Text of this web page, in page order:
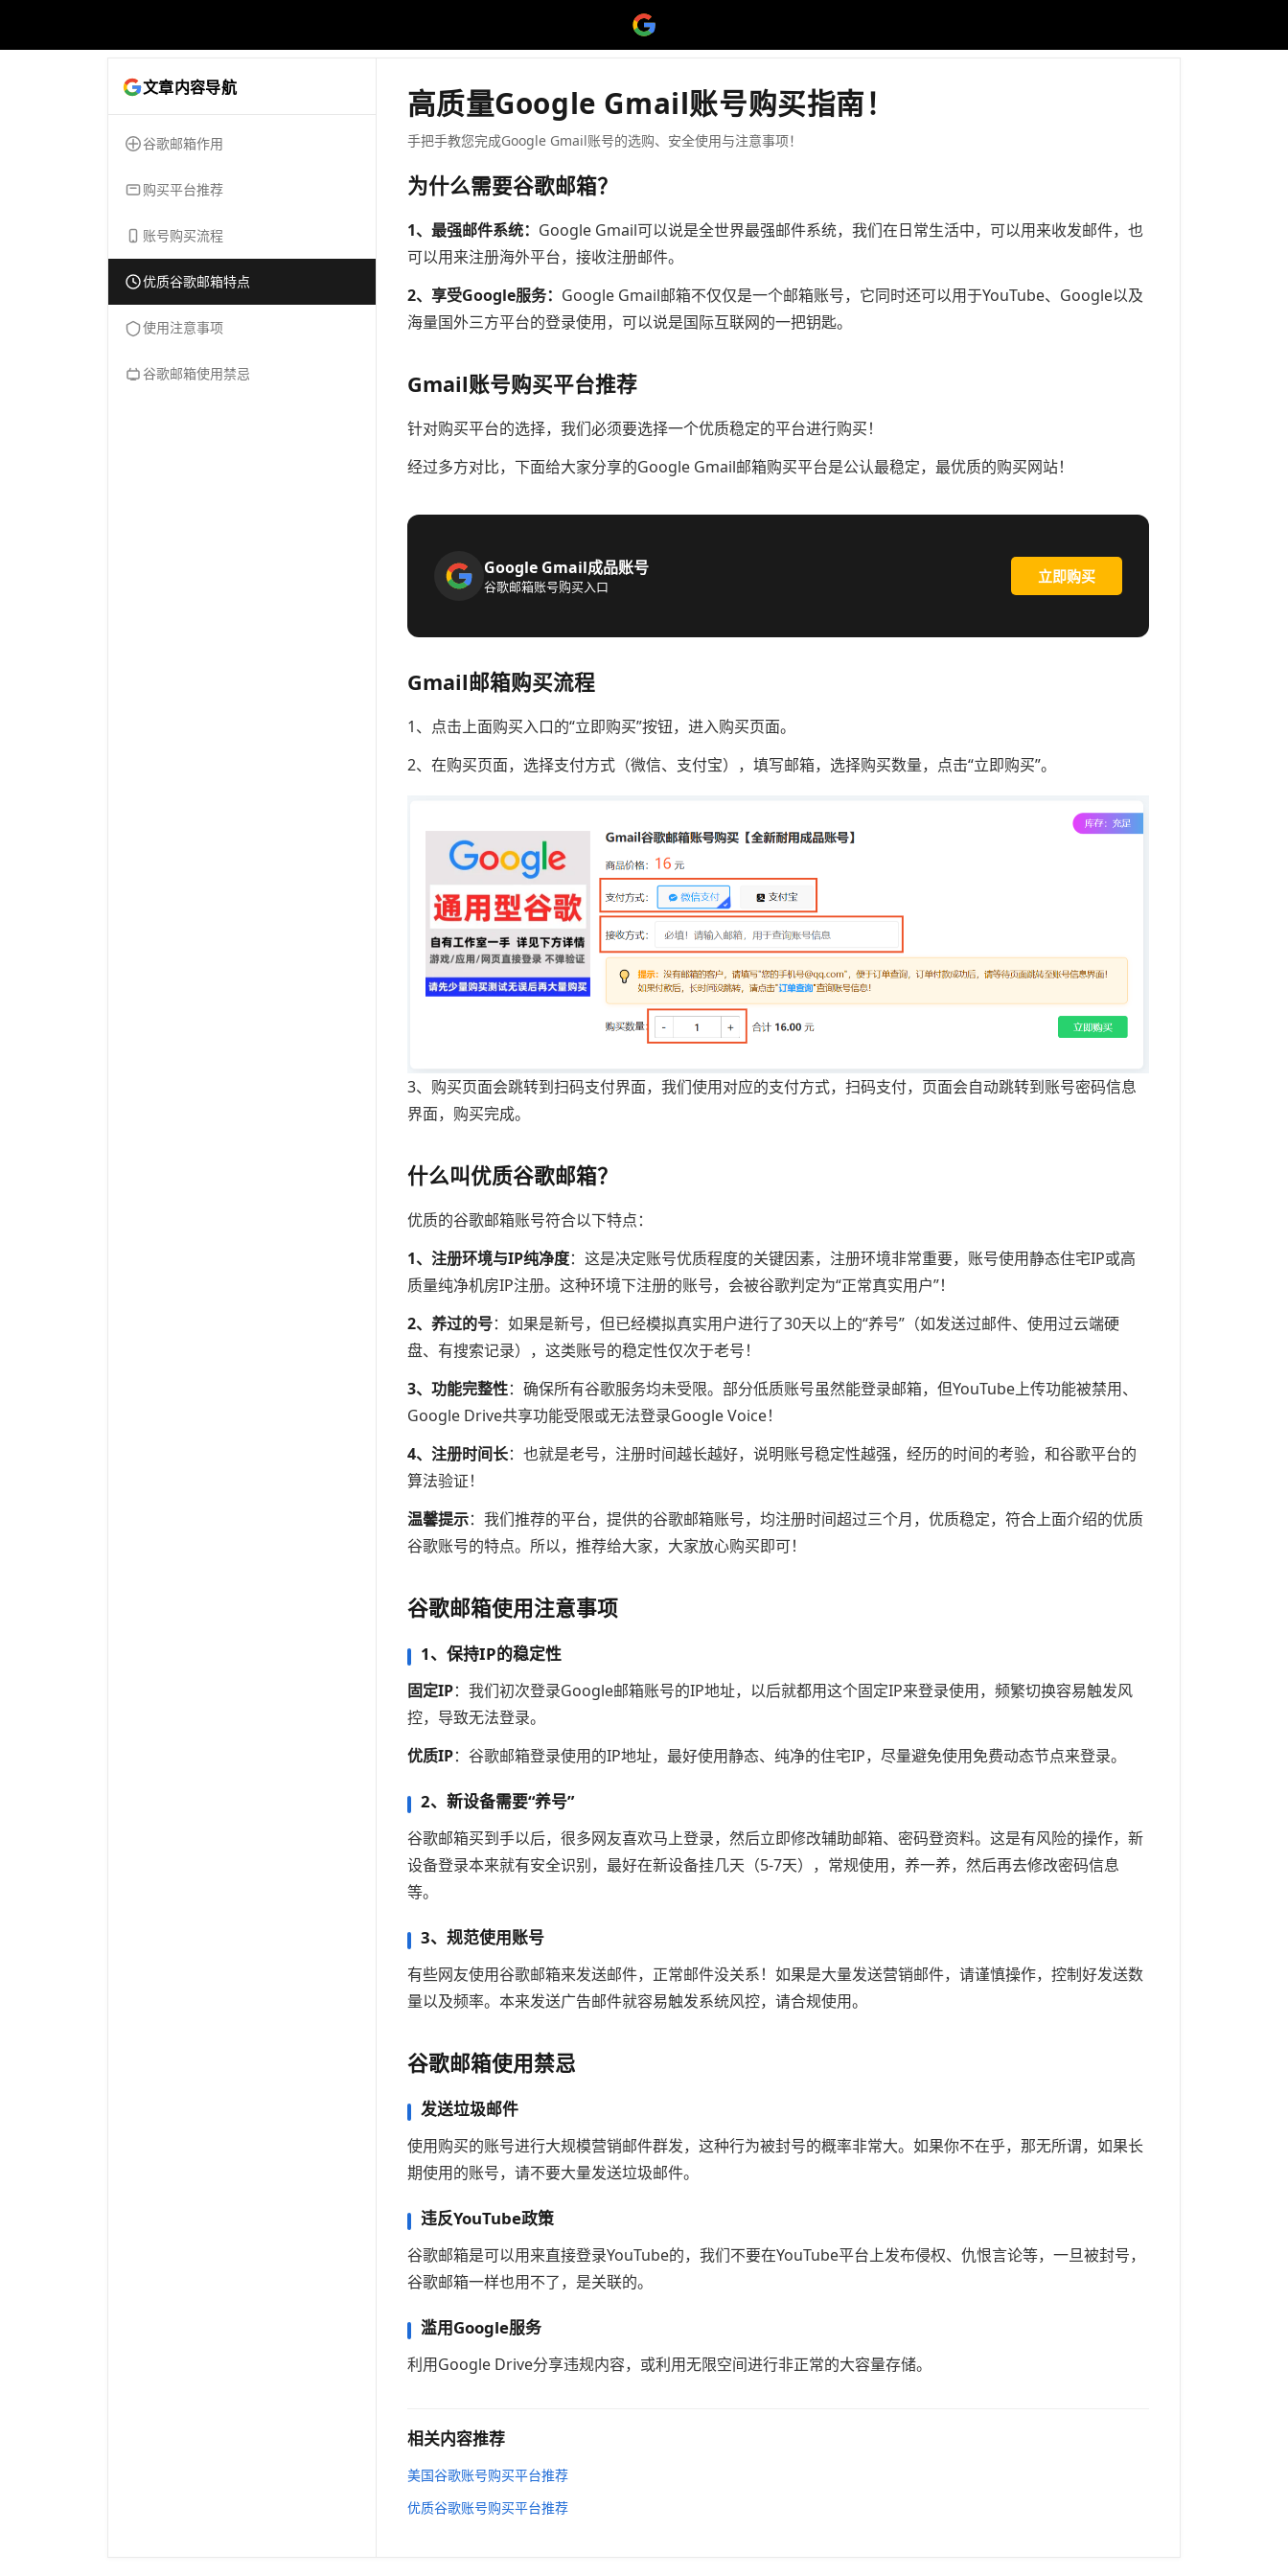
文章内容导航
谷歌邮箱作用
购买平台推荐
账号购买流程
优质谷歌邮箱特点
使用注意事项
谷歌邮箱使用禁忌
高质量Google Gmail账号购买指南！
手把手教您完成Google Gmail账号的选购、安全使用与注意事项！
为什么需要谷歌邮箱？
1、最强邮件系统： Google Gmail可以说是全世界最强邮件系统，我们在日常生活中，可以用来收发邮件，也
可以用来注册海外平台，接收注册邮件。
2、享受Google服务： Google Gmail邮箱不仅仅是一个邮箱账号，它同时还可以用于YouTube、Google以及
海量国外三方平台的登录使用，可以说是国际互联网的一把钥匙。
Gmail账号购买平台推荐
针对购买平台的选择，我们必须要选择一个优质稳定的平台进行购买！
经过多方对比，下面给大家分享的Google Gmail邮箱购买平台是公认最稳定，最优质的购买网站！
Google Gmail成品账号
谷歌邮箱账号购买入口
立即购买
Gmail邮箱购买流程
1、点击上面购买入口的“立即购买”按钮，进入购买页面。
2、在购买页面，选择支付方式（微信、支付宝），填写邮箱，选择购买数量，点击“立即购买”。
3、购买页面会跳转到扫码支付界面，我们使用对应的支付方式，扫码支付，页面会自动跳转到账号密码信息
界面，购买完成。
什么叫优质谷歌邮箱？
优质的谷歌邮箱账号符合以下特点：
1、注册环境与IP纯净度：这是决定账号优质程度的关键因素，注册环境非常重要，账号使用静态住宅IP或高
质量纯净机房IP注册。这种环境下注册的账号，会被谷歌判定为“正常真实用户”！
2、养过的号：如果是新号，但已经模拟真实用户进行了30天以上的“养号”（如发送过邮件、使用过云端硬
盘、有搜索记录），这类账号的稳定性仅次于老号！
3、功能完整性：确保所有谷歌服务均未受限。部分低质账号虽然能登录邮箱，但YouTube上传功能被禁用、
Google Drive共享功能受限或无法登录Google Voice！
4、注册时间长：也就是老号，注册时间越长越好，说明账号稳定性越强，经历的时间的考验，和谷歌平台的
算法验证！
温馨提示：我们推荐的平台，提供的谷歌邮箱账号，均注册时间超过三个月，优质稳定，符合上面介绍的优质
谷歌账号的特点。所以，推荐给大家，大家放心购买即可！
谷歌邮箱使用注意事项
1、保持IP的稳定性
固定IP：我们初次登录Google邮箱账号的IP地址，以后就都用这个固定IP来登录使用，频繁切换容易触发风
控，导致无法登录。
优质IP：谷歌邮箱登录使用的IP地址，最好使用静态、纯净的住宅IP，尽量避免使用免费动态节点来登录。
2、新设备需要“养号”
谷歌邮箱买到手以后，很多网友喜欢马上登录，然后立即修改辅助邮箱、密码登资料。这是有风险的操作，新
设备登录本来就有安全识别，最好在新设备挂几天（5-7天），常规使用，养一养，然后再去修改密码信息
等。
3、规范使用账号
有些网友使用谷歌邮箱来发送邮件，正常邮件没关系！如果是大量发送营销邮件，请谨慎操作，控制好发送数
量以及频率。本来发送广告邮件就容易触发系统风控，请合规使用。
谷歌邮箱使用禁忌
发送垃圾邮件
使用购买的账号进行大规模营销邮件群发，这种行为被封号的概率非常大。如果你不在乎，那无所谓，如果长
期使用的账号，请不要大量发送垃圾邮件。
违反YouTube政策
谷歌邮箱是可以用来直接登录YouTube的，我们不要在YouTube平台上发布侵权、仇恨言论等，一旦被封号，
谷歌邮箱一样也用不了，是关联的。
滥用Google服务
利用Google Drive分享违规内容，或利用无限空间进行非正常的大容量存储。
相关内容推荐
美国谷歌账号购买平台推荐
优质谷歌账号购买平台推荐